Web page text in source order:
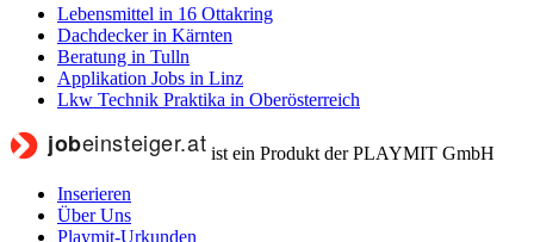
Lebensmittel in 16 Ottakring
Dachdecker in Kärnten
Beratung in Tulln
Applikation Jobs in Linz
Lkw Technik Praktika in Oberösterreich
ist ein Produkt der PLAYMIT GmbH
Inserieren
Über Uns
Playmit-Urkunden